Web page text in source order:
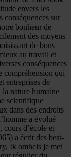
envers les
conséquences sur
bonheur de
des moyens
de bons
au travail et
conséquences
compréhension qui
entreprises de
nature humaine
scientifique
dans des endroits
a évolué –
d’école et
a écrit des best-
Ik omhels je met